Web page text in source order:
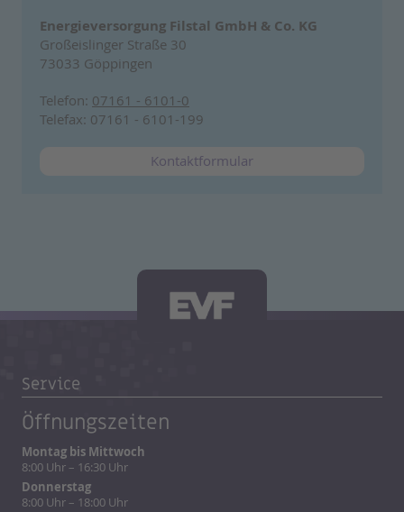
Energieversorgung Filstal GmbH & Co. KG
Großeislinger Straße 30
73033 Göppingen
Telefon: 07161 - 6101-0
Telefax: 07161 - 6101-199
Kontaktformular
Service
Öffnungszeiten
Montag bis Mittwoch
8:00 Uhr – 16:30 Uhr
Donnerstag
8:00 Uhr – 18:00 Uhr